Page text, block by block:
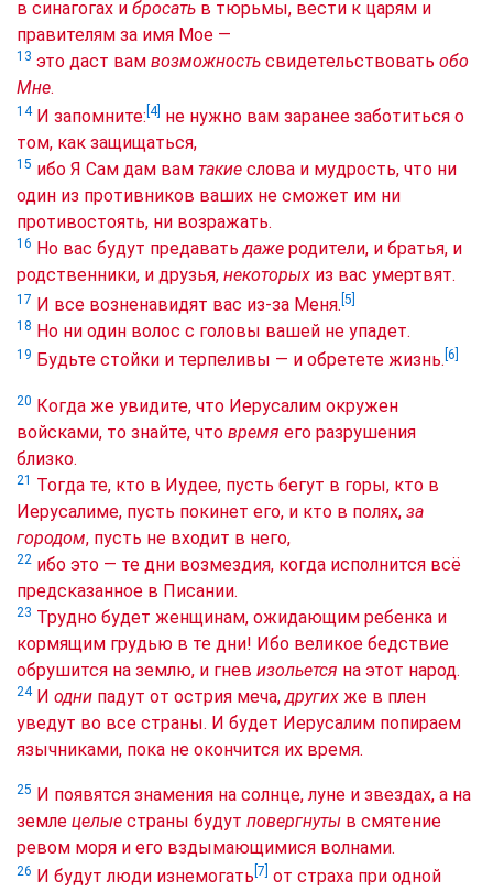
в синагогах и бросать в тюрьмы, вести к царям и
правителям за имя Мое —
13 это даст вам возможность свидетельствовать обо
Мне.
14 И запомните: [4] не нужно вам заранее заботиться о
том, как защищаться,
15 ибо Я Сам дам вам такие слова и мудрость, что ни
один из противников ваших не сможет им ни
противостоять, ни возражать.
16 Но вас будут предаватьдаже родители, и братья, и
родственники, и друзья, некоторых из вас умертвят.
17 И все возненавидят вас из-за Меня. [5]
18 Но ни один волос с головы вашей не упадет.
19 Будьте стойки и терпеливы — и обретете жизнь. [6]
20 Когда же увидите, что Иерусалим окружен
войсками, то знайте, что время его разрушения
близко.
21 Тогда те, кто в Иудее, пусть бегут в горы, кто в
Иерусалиме, пусть покинет его, и кто в полях, за
городом, пусть не входит в него,
22 ибо это — те дни возмездия, когда исполнится всё
предсказанное в Писании.
23 Трудно будет женщинам, ожидающим ребенка и
кормящим грудью в те дни! Ибо великое бедствие
обрушится на землю, и гнев изольется на этот народ.
24 И одни падут от острия меча, других же в плен
уведут во все страны. И будет Иерусалим попираем
язычниками, пока не окончится их время.
25 И появятся знамения на солнце, луне и звездах, а на
земле целые страны будут повергнуты в смятение
ревом моря и его вздымающимися волнами.
26 И будут люди изнемогать [7] от страха при одной